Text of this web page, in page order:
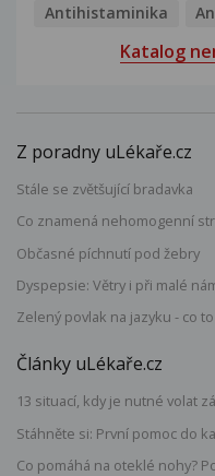
Antihistaminika
Katalog
Z poradny uLékaře.cz
Stále se zvětšující bradavka
Co znamená nehomogenní
Občasné píchnutí pod žebry
Dyspepsie: Větry i při malé
Zelený povlak na jazyku - co
Články uLékaře.cz
13 situací, kdy je nutné volat
Stáhněte si: První pomoc do
Co pomáhá na oteklé nohy?